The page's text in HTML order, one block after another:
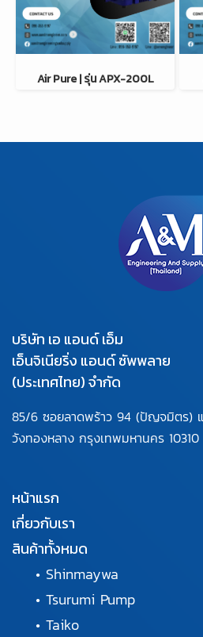
Air Pure | รุ่น APX-200L
บริษัท เอ แอนด์ เอ็ม
เอ็นจิเนียริ่ง แอนด์ ซัพพลาย
(ประเทศไทย) จำกัด
85/6 ซอยลาดพร้าว 94 (ปัญจมิตร)
วังทองหลาง กรุงเทพมหานคร 10310
หน้าแรก
เกี่ยวกับเรา
สินค้าทั้งหมด
• Shinmaywa
• Tsurumi Pump
• Taiko